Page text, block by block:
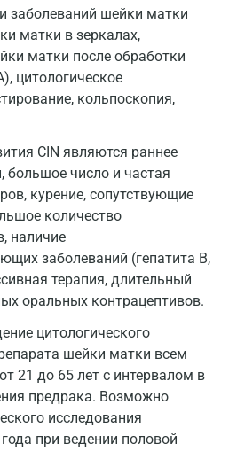
заболеваний шейки матки
матки в зеркалах,
матки после обработки
цитологическое
кольпоскопия,
CIN являются раннее
большое число и частая
курение, сопутствующие
количество
наличие
заболеваний (гепатита B,
терапия, длительный
оральных контрацептивов.
цитологического
шейки матки всем
21 до 65 лет с интервалом в
предрака. Возможно
исследования
при ведении половой